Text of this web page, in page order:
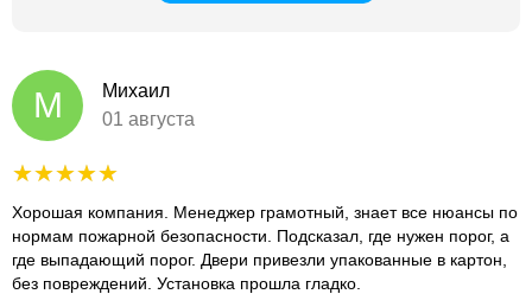
М
Михаил
01 августа
Хорошая компания. Менеджер грамотный, знает все нюансы по
нормам пожарной безопасности. Подсказал, где нужен порог, а
где выпадающий порог. Двери привезли упакованные в картон,
без повреждений. Установка прошла гладко.